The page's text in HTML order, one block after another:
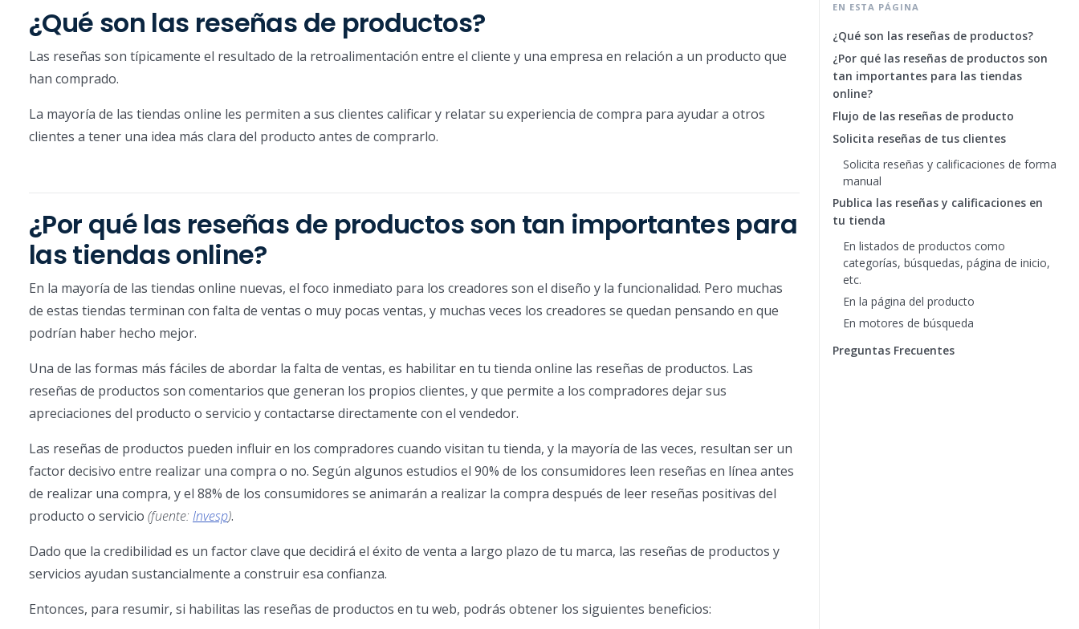
¿Qué son las reseñas de productos?
Las reseñas son típicamente el resultado de la retroalimentación entre el cliente y una empresa en relación a un producto que
han comprado.
La mayoría de las tiendas online les permiten a sus clientes calificar y relatar su experiencia de compra para ayudar a otros
clientes a tener una idea más clara del producto antes de comprarlo.
¿Por qué las reseñas de productos son tan importantes para
las tiendas online?
En la mayoría de las tiendas online nuevas, el foco inmediato para los creadores son el diseño y la funcionalidad. Pero muchas
de estas tiendas terminan con falta de ventas o muy pocas ventas, y muchas veces los creadores se quedan pensando en que
podrían haber hecho mejor.
Una de las formas más fáciles de abordar la falta de ventas, es habilitar en tu tienda online las reseñas de productos. Las
reseñas de productos son comentarios que generan los propios clientes, y que permite a los compradores dejar sus
apreciaciones del producto o servicio y contactarse directamente con el vendedor.
Las reseñas de productos pueden influir en los compradores cuando visitan tu tienda, y la mayoría de las veces, resultan ser un
factor decisivo entre realizar una compra o no. Según algunos estudios el 90% de los consumidores leen reseñas en línea antes
de realizar una compra, y el 88% de los consumidores se animarán a realizar la compra después de leer reseñas positivas del
producto o servicio (fuente: Invesp).
Dado que la credibilidad es un factor clave que decidirá el éxito de venta a largo plazo de tu marca, las reseñas de productos y
servicios ayudan sustancialmente a construir esa confianza.
Entonces, para resumir, si habilitas las reseñas de productos en tu web, podrás obtener los siguientes beneficios:
EN ESTA PÁGINA
¿Qué son las reseñas de productos?
¿Por qué las reseñas de productos son
tan importantes para las tiendas
online?
Flujo de las reseñas de producto
Solicita reseñas de tus clientes
Solicita reseñas y calificaciones de forma
manual
Publica las reseñas y calificaciones en
tu tienda
En listados de productos como
categorías, búsquedas, página de inicio,
etc.
En la página del producto
En motores de búsqueda
Preguntas Frecuentes